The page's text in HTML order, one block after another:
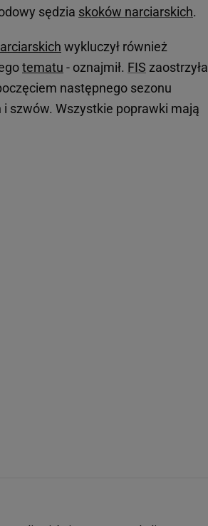
sędzia skoków narciarskich.
wykluczył również
tematu - oznajmił. FIS zaostrzyła
następnego sezonu
szwów. Wszystkie poprawki mają